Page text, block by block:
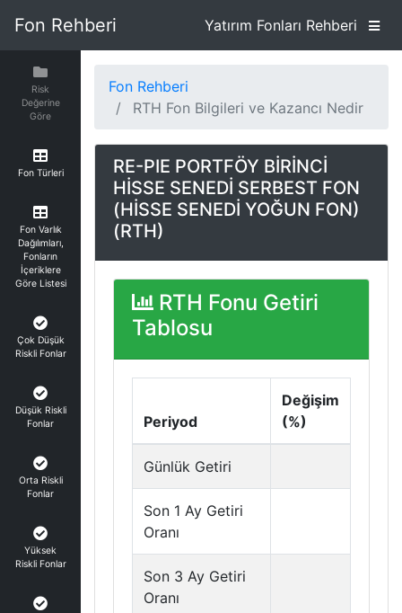
Fon Rehberi Yatırım Fonları Rehberi
Risk
Değerine
Göre
Fon Türleri
Fon Varlık
Dağılımları,
Fonların
İçeriklere
Göre Listesi
Çok Düşük
Riskli Fonlar
Düşük Riskli
Fonlar
Orta Riskli
Fonlar
Yüksek
Riskli Fonlar
Fon Rehberi
RTH Fon Bilgileri ve Kazancı Nedir
RE-PIE PORTFÖY BİRİNCİ
HİSSE SENEDİ SERBEST FON
(HİSSE SENEDİ YOĞUN FON)
(RTH)
RTH Fonu Getiri
Tablosu
Periyod
Değişim
(%)
Günlük Getiri
Son 1 Ay Getiri
Oranı
Son 3 Ay Getiri
Oranı